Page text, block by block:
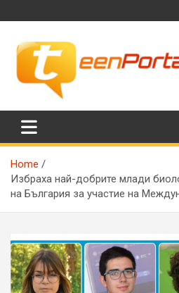
to
TeenPortall
Home
Избраха най-добрите млади
на България за участие на